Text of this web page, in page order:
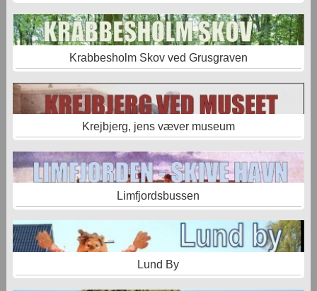
Krabbesholm Skov ved Grusgraven
Krejbjerg, jens væver museum
Limfjordsbussen
Lund By